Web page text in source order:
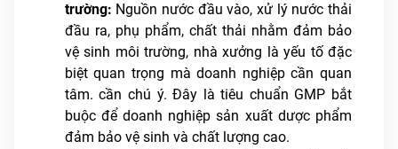
trường: Nguồn nước đầu vào, xử lý nước thải
đầu ra, phụ phẩm, chất thải nhằm đảm bảo
vệ sinh môi trường, nhà xưởng là yếu tố đặc
biệt quan trọng mà doanh nghiệp cần quan
tâm. cần chú ý. Đây là tiêu chuẩn GMP bắt
buộc để doanh nghiệp sản xuất dược phẩm
đảm bảo vệ sinh và chất lượng cao.